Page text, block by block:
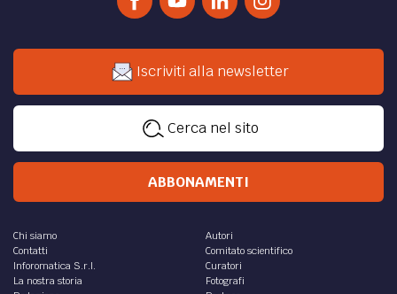
Iscriviti alla newsletter
Cerca nel sito
ABBONAMENTI
Chi siamo
Contatti
Inforomatica S.r.l.
La nostra storia
Autori
Comitato scientifico
Curatori
Fotografi